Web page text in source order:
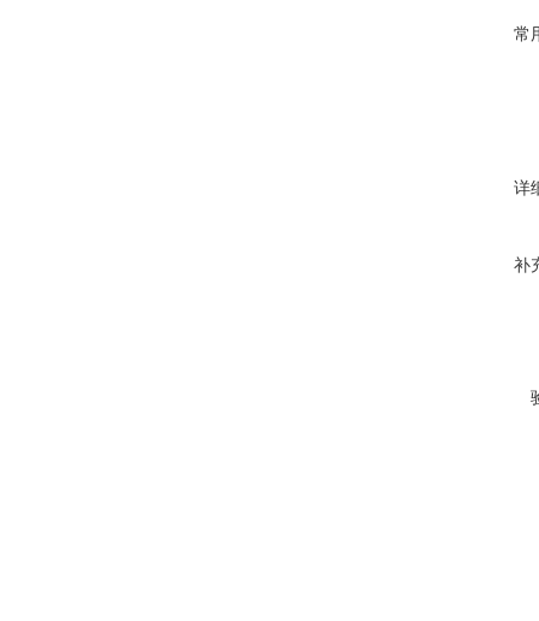
常
详
补